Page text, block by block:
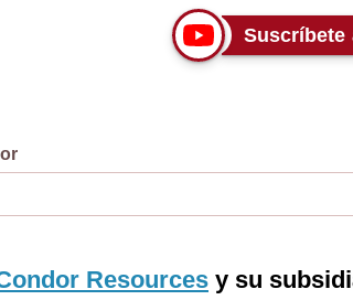
Suscríbete
Resources y su